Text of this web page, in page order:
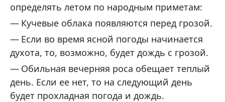
определять летом по народным приметам:
Кучевые облака появляются перед грозой.
Если во время ясной погоды начинается
духота, то, возможно, будет дождь с грозой.
Обильная вечерняя роса обещает теплый
день. Если ее нет, то на следующий день
будет прохладная погода и дождь.